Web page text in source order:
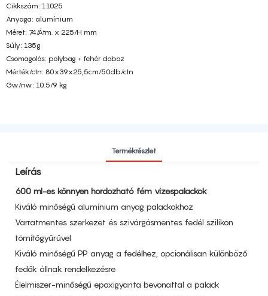
Cikkszám: 11025
Anyaga: alumínium
Méret: 74/Átm. x 225/H mm
Súly: 135g
Csomagolás: polybag + fehér doboz
Mérték/ctn: 80x39x25,5cm/50db/ctn
Gw/nw: 10.5/9 kg
Termékrészlet
Leírás
600 ml-es könnyen hordozható fém vizespalackok
Kiváló minőségű alumínium anyag palackokhoz
Varratmentes szerkezet és szivárgásmentes fedél szilikon
tömítőgyűrűvel
Kiváló minőségű PP anyag a fedélhez, opcionálisan különböző
fedők állnak rendelkezésre
Élelmiszer-minőségű epoxigyanta bevonattal a palack